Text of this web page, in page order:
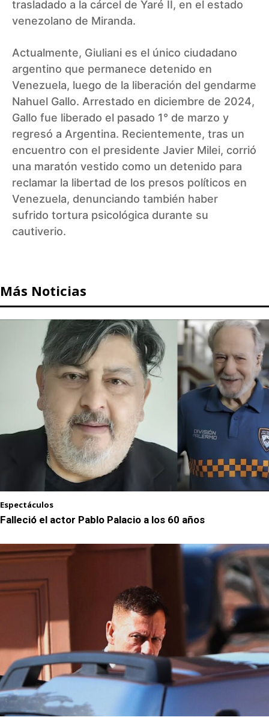
trasladado a la cárcel de Yaré II, en el estado
venezolano de Miranda.
Actualmente, Giuliani es el único ciudadano
argentino que permanece detenido en
Venezuela, luego de la liberación del gendarme
Nahuel Gallo. Arrestado en diciembre de 2024,
Gallo fue liberado el pasado 1° de marzo y
regresó a Argentina. Recientemente, tras un
encuentro con el presidente Javier Milei, corrió
una maratón vestido como un detenido para
reclamar la libertad de los presos políticos en
Venezuela, denunciando también haber
sufrido tortura psicológica durante su
cautiverio.
Más Noticias
Espectáculos
Falleció el actor Pablo Palacio a los 60 años